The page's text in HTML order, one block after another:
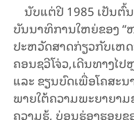
ນັບແຕ່ປີ 1985 ເປັນຕົ້
ບັນນາທິການໃຫຍ່ຂອງ “
ປະຫວັດສາດກ່ຽວກັບເຫ
ຄອນຊວີໂຈ່ວ,ເດີນທາງໄ
ແລະ ຂຽນບົດເພື່ອໂຄສ
ພາຍໃຕ້ຄວາມພະຍາຍາ
ຄວາມຮູ້, ບ່ອນຮ່ອງຮອຍ